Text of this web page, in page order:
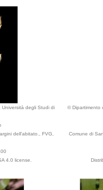
degli Studi di
dell'abitato., FVG,
4.0 license.
© Dipartimento
Comune di